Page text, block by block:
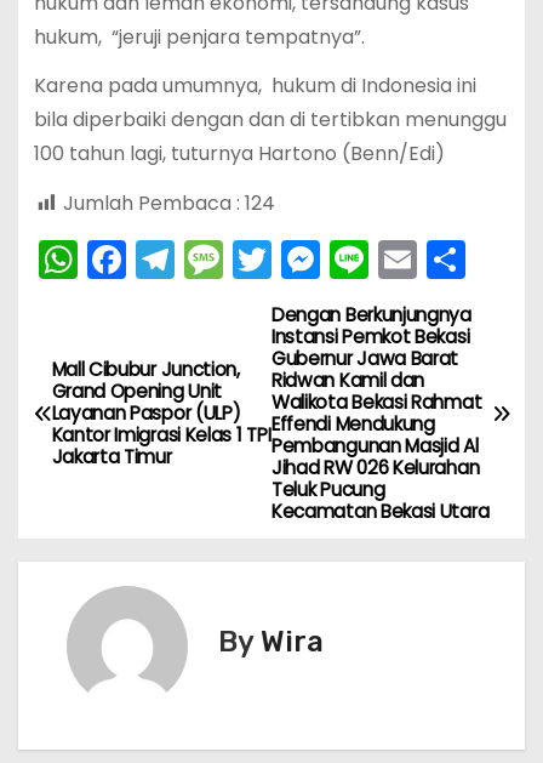
hukum, “jeruji penjara tempatnya”.
Karena pada umumnya, hukum di Indonesia ini
bila diperbaiki dengan dan di tertibkan menunggu
100 tahun lagi, tuturnya Hartono (Benn/Edi)
Jumlah Pembaca : 124
W
h
ts
A
p
F
a
e
b
o
T
el
gr
a
m
M
e
s
a
g
T
w
itt
er
M
e
s
s
e
n
g
er
Li
n
e
E
m
ai
l
S
h
ar
a
v
Dengan Berkunjungnya
Instansi Pemkot Bekasi
Gubernur Jawa Barat
Ridwan Kamil dan
Walikota Bekasi Rahmat
Effendi Mendukung
Pembangunan Masjid Al
Jihad RW 026 Kelurahan
Teluk Pucung
Kecamatan Bekasi Utara
Mall Cibubur Junction,
Grand Opening Unit
Layanan Paspor (ULP)
Kantor Imigrasi Kelas 1 TPI
Jakarta Timur
By Wira